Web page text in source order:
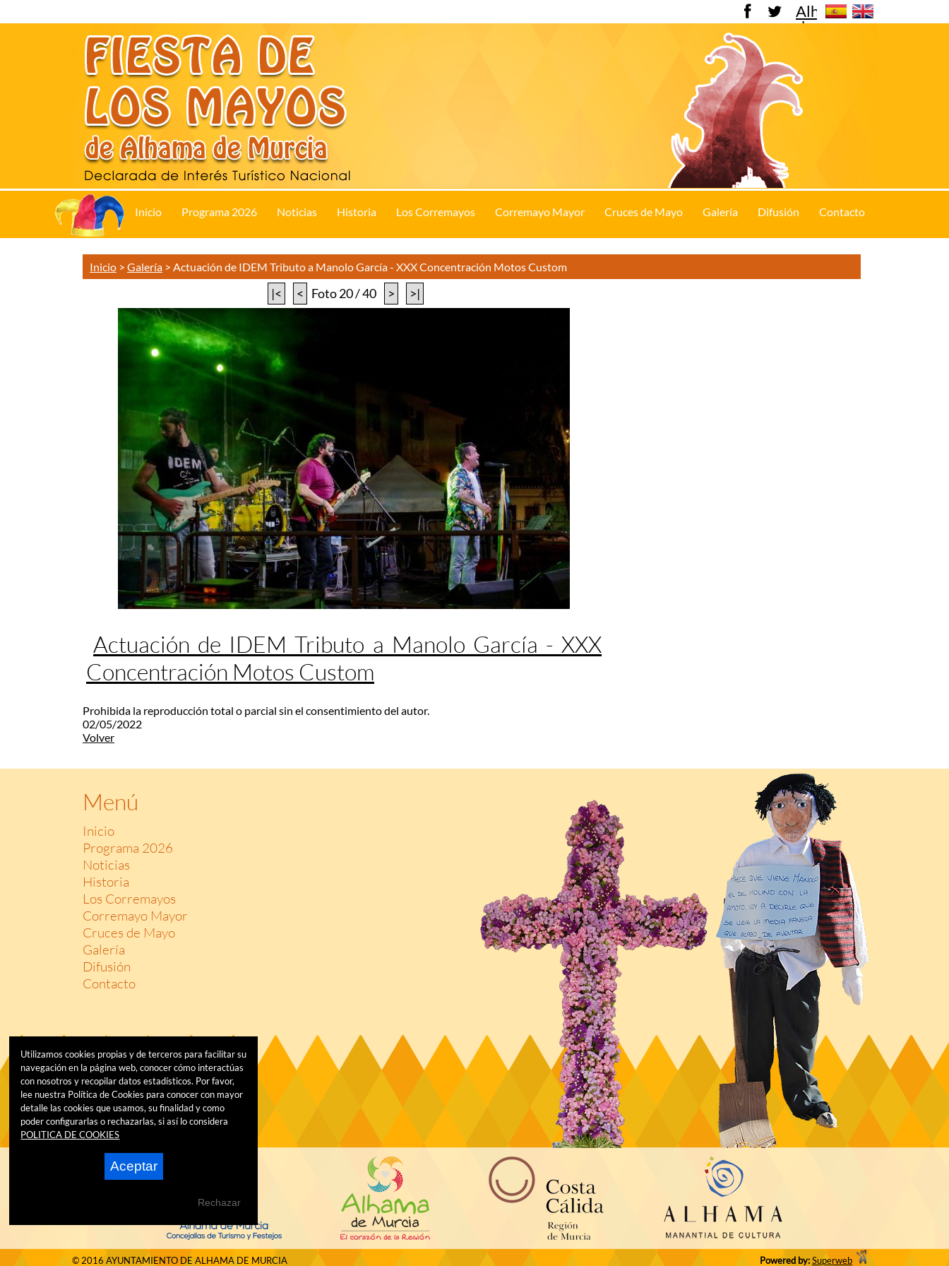
Alhama
de
Inicio Programa 2026 Noticias Historia Los Corremayos Corremayo Mayor Cruces de Mayo Galería Difusión Contacto
Inicio > Galería > Actuación de IDEM Tributo a Manolo García - XXX Concentración Motos Custom
|< < Foto 20 / 40 > >|
Actuación de IDEM Tributo a Manolo García - XXX
Concentración Motos Custom
Prohibida la reproducción total o parcial sin el consentimiento del autor.
02/05/2022
Volver
Menú
Inicio
Programa 2026
Noticias
Historia
Los Corremayos
Corremayo Mayor
Cruces de Mayo
Galería
Difusión
Contacto
© 2016 AYUNTAMIENTO DE ALHAMA DE MURCIA Powered by:Superweb
Utilizamos cookies propias y de terceros para facilitar su
navegación en la página web, conocer cómo interactúas
con nosotros y recopilar datos estadísticos. Por favor,
lee nuestra Política de Cookies para conocer con mayor
detalle las cookies que usamos, su finalidad y como
poder configurarlas o rechazarlas, si así lo considera
POLITICA DE COOKIES
Aceptar
Rechazar